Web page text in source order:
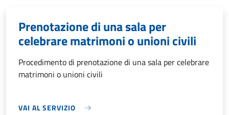
Prenotazione di una sala per
celebrare matrimoni o unioni civili
Procedimento di prenotazione di una sala per celebrare
matrimoni o unioni civili
VAI AL SERVIZIO